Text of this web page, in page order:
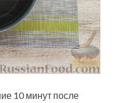
10 минут после